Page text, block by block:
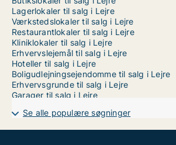
Lagerlokaler til salg i Lejre
Værkstedslokaler til salg i Lejre
Restaurantlokaler til salg i Lejre
Kliniklokaler til salg i Lejre
Erhvervslejemål til salg i Lejre
Hoteller til salg i Lejre
Boligudlejningsejendomme til salg i Lejre
Erhvervsgrunde til salg i Lejre
Garager til salg i Lejre
Se alle populære søgninger